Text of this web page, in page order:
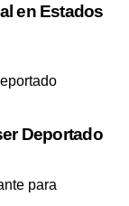
en Estados
Deportado